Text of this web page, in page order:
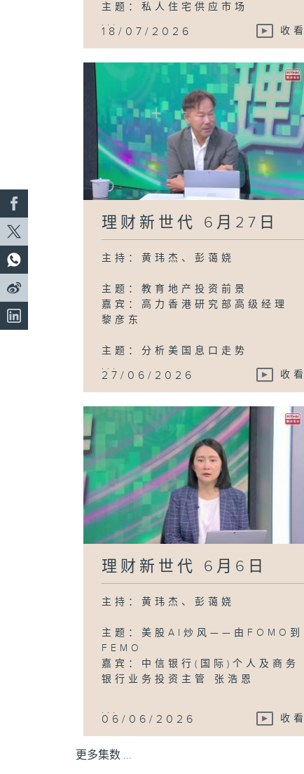
主题：私人住宅供应市场
...
18/07/2026 收看
理财新世代 6月27日
主持：黄玮杰、彭蔼娆
主题：教育地产投资前景
嘉宾：高力香港研究部高级经理
黎彦东
主题：分析美国息口走势
...
27/06/2026 收看
理财新世代 6月6日
主持：黄玮杰、彭蔼娆
主题：美股AI炒风——由FOMO到
FEMO
嘉宾：中信银行(国际)个人及商务
银行业务投资主管 张浩恩
...
06/06/2026 收看
更多集数 ...